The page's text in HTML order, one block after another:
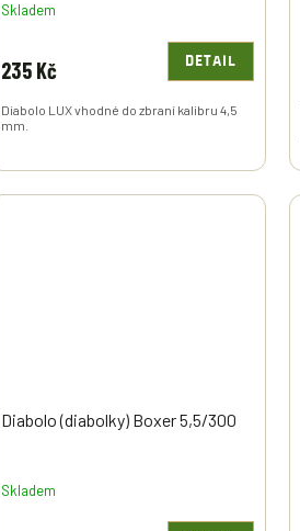
Skladem
235 Kč DETAIL
Diabolo LUX vhodné do zbraní kalibru 4,5
mm.
Diabolo (diabolky) Boxer 5,5/300
Skladem